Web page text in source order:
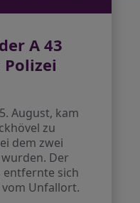
A 43
August, kam
zu
dem zwei
Der
entfernte sich
Unfallort.